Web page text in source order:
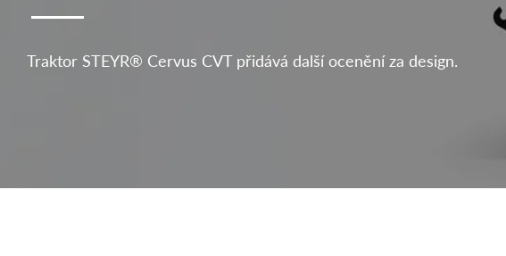
Traktor STEYR® Cervus CVT přidává další ocenění za design.